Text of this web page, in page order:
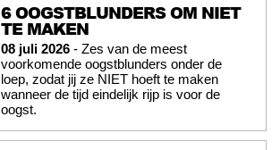
6 OOGSTBLUNDERS OM NIET
TE MAKEN
08 juli 2026 - Zes van de meest
voorkomende oogstblunders onder de
loep, zodat jij ze NIET hoeft te maken
wanneer de tijd eindelijk rijp is voor de
oogst.